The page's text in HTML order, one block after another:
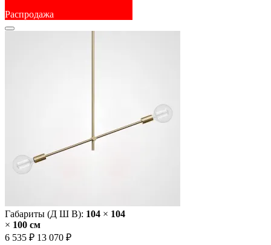
Распродажа
Габариты (Д Ш В): 104 × 104
× 100 cм
6 535 ₽ 13 070 ₽